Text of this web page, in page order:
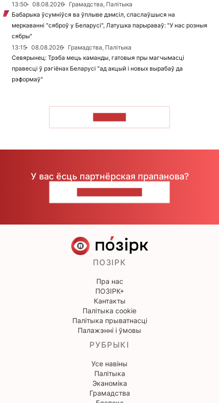
13:50
08.08.2026
Грамадства, Палітыка
Бабарыка ўсумніўся ва ўплыве дэмсіл, спаслаўшыся на
меркаванні "сяброў у Беларусі", Латушка парыраваў: "У нас розныя
сябры"
13:15
08.08.2026
Грамадства, Палітыка
Севярынец: Трэба мець каманды, гатовыя пры магчымасці
правесці ў рэгіёнах Беларусі "ад акцый і новых вырабаў да
рэформаў"
У вас ёсць партнёрская прапанова?
ПОЗІРК
Пра нас
ПОЗІРК+
Кантакты
Палітыка cookie
Палітыка прыватнасці
Палажэнні і ўмовы
РУБРЫКІ
Усе навіны
Палітыка
Эканоміка
Грамадства